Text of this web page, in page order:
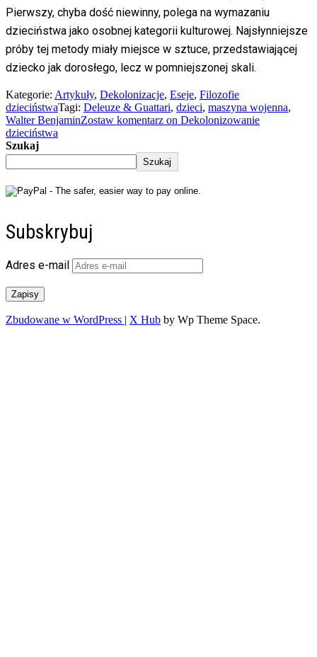
Pierwszy, chyba dość niewinny, polega na wymazaniu
dzieciństwa jako osobnej kategorii kulturowej. Najsłynniejsze
próby tej metody miały miejsce w sztuce, przedstawiającej
dziecko jak dorosłego, lecz w pomniejszonej skali.
Kategorie: Artykuły, Dekolonizacje, Eseje, Filozofie
dzieciństwaTagi: Deleuze & Guattari, dzieci, maszyna wojenna,
Walter BenjaminZostaw komentarz on Dekolonizowanie
dzieciństwa
Szukaj
Szukaj
Subskrybuj
Adres e-mail
Zapisy
Zbudowane w WordPress | X Hub by Wp Theme Space.